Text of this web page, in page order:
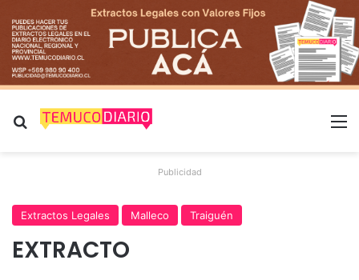
Buscar por
Publicidad
Extractos Legales Malleco Traiguén
EXTRACTO